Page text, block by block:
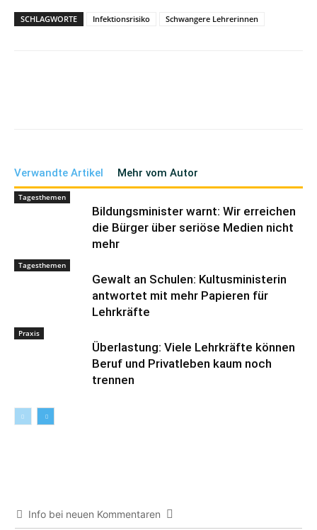
SCHLAGWORTE Infektionsrisiko Schwangere Lehrerinnen
Verwandte Artikel Mehr vom Autor
Tagesthemen
Bildungsminister warnt: Wir erreichen
die Bürger über seriöse Medien nicht
mehr
Tagesthemen
Gewalt an Schulen: Kultusministerin
antwortet mit mehr Papieren für
Lehrkräfte
Praxis
Überlastung: Viele Lehrkräfte können
Beruf und Privatleben kaum noch
trennen
Info bei neuen Kommentaren